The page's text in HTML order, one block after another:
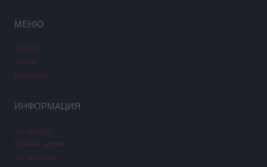
МЕНЮ
Начало
За нас
Контакти
ИНФОРМАЦИЯ
За автори
Етични норми
За реклама